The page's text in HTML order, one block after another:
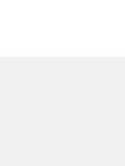
— нельзя было
даже если
пока система